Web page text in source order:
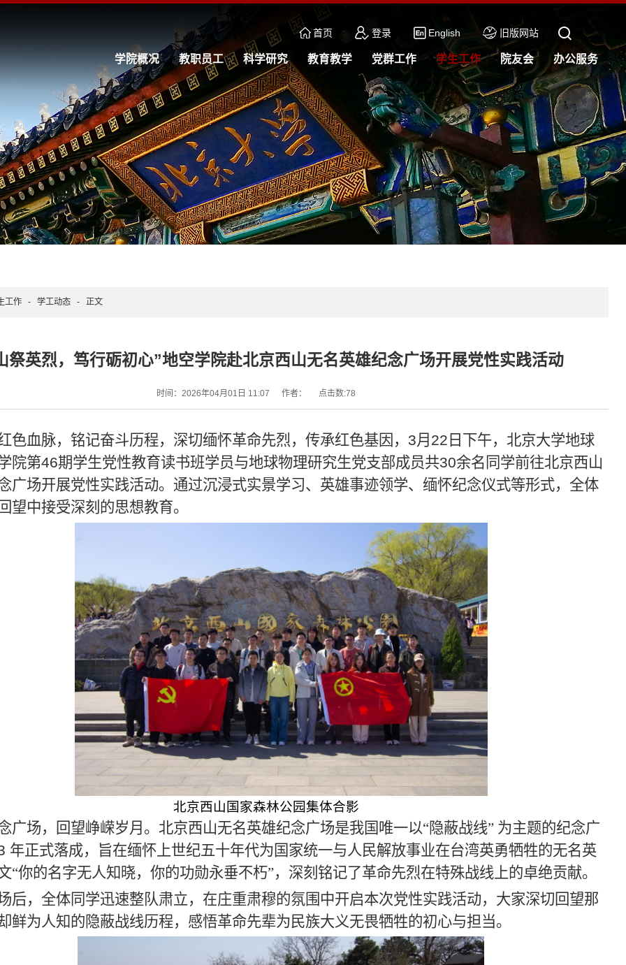
首页 登录 English 旧版网站
学院概况 教职员工 科学研究 教育教学 党群工作 学生工作 院友会 办公服务
工作 - 学工动态 - 正文
祭英烈，笃行砺初心”地空学院赴北京西山无名英雄纪念广场开展党性实践活动
时间：2026年04月01日 11:07 作者： 点击数:78
色血脉，铭记奋斗历程，深切缅怀革命先烈，传承红色基因， 3月 22 日下午，北京大学地球
院第46期学生党性教育读书班学员与地球物理研究生党支部成员共30余名同学前往北京西山
广场开展党性实践活动。通过沉浸式实景学习、英雄事迹领学、缅怀纪念仪式等形式，全体
望中接受深刻的思想教育。
北京西山国家森林公园集体合影
广场，回望峥嵘岁月。 北京西山无名英雄纪念广场是我国唯一以“隐蔽战线” 为主题的纪念广
年正式落成，旨在缅怀上世纪五十年代为国家统一与人民解放事业在台湾英勇牺牲的无名英
“你的名字无人知晓，你的功勋永垂不朽”，深刻铭记了革命先烈在特殊战线上的卓绝贡献。
后，全体同学迅速整队肃立，在庄重肃穆的氛围中开启本次党性实践活动，大家深切回望那
鲜为人知的隐蔽战线历程，感悟革命先辈为民族大义无畏牺牲的初心与担当。